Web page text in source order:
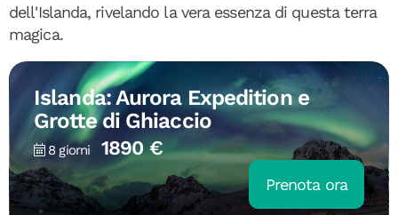
dell'Islanda, rivelando la vera essenza di questa terra
magica.
Islanda: Aurora Expedition e
Grotte di Ghiaccio
8 giorni 1890 €
Prenota ora